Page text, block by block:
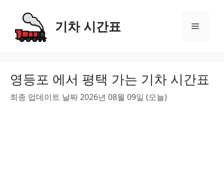
content
기차 시간표 Menu
영등포 에서 평택 가는 기차 시간표
최종 업데이트 날짜 2026년 08월 09일 (오늘)